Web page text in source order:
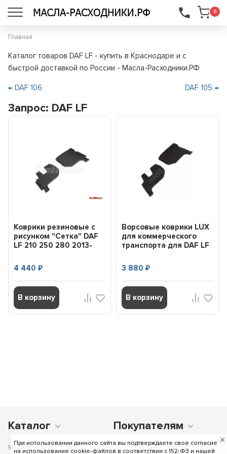
При использовании данного сайта вы подтверждаете свое согласие
на использование cookie-файлов в соответствии c 152-ФЗ и нашей
0
...
Главная
Каталог товаров DAF LF - купить в Краснодаре и с
быстрой доставкой по России - Масла-Расходники.РФ
DAF 105 →
← DAF 106
Запрос: DAF LF
Коврики резиновые с
рисунком "Сетка" DAF
LF 210 250 280 2013-
4 440₽
В корзину
Ворсовые коврики LUX
для коммерческого
транспорта для DAF LF
3 880 ₽
В корзину
Каталог Покупателям
Мы получаем и обрабатываем персональные данные посетителей